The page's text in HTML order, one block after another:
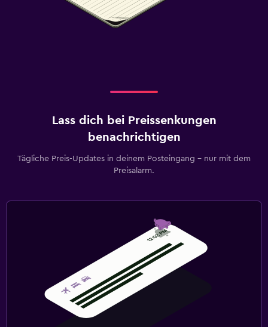
Lass dich bei Preissenkungen
benachrichtigen
Tägliche Preis-Updates in deinem Posteingang – nur mit dem
Preisalarm.